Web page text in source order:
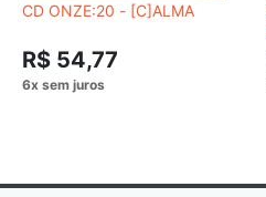
CD ONZE:20 - [C]ALMA
R$ 54,77